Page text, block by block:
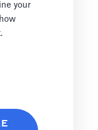
your